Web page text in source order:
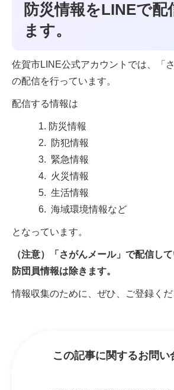
防災情報をLINEで配
ます。
佐賀市LINE公式アカウントでは、「
の配信を行っています。
配信する情報は
防災情報
防犯情報
緊急情報
火災情報
生活情報
海域環境情報など
となっています。
（注意）「さがんメール」で配信し
防団員情報は除きます。
情報収集のために、ぜひ、ご登録くだ
この記事に関するお問い